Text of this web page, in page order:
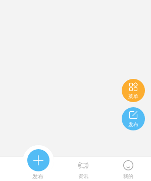

菜单

发布

发布

资讯

我的